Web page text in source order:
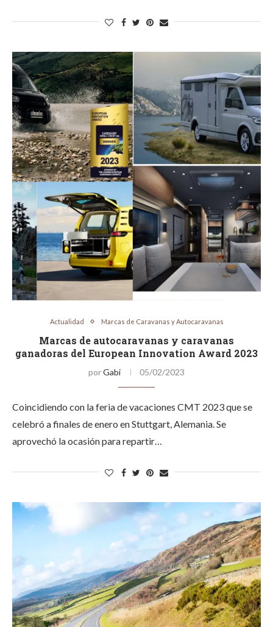
Actualidad Marcas de Caravanas y Autocaravanas
Marcas de autocaravanas y caravanas
ganadoras del European Innovation Award 2023
porGabi 05/02/2023
Coincidiendo con la feria de vacaciones CMT 2023 que se
celebró a finales de enero en Stuttgart, Alemania. Se
aprovechó la ocasión para repartir…